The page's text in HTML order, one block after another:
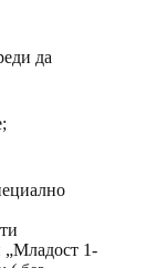
да
„Младост 1-